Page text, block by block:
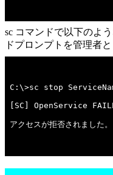
sc コマンドで以下のよ
ドプロンプトを管理者
アクセスが拒否されました。